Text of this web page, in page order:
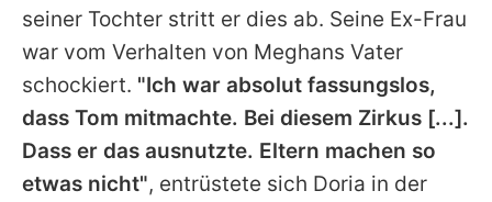
seiner Tochter stritt er dies ab. Seine Ex-Frau
war vom Verhalten von Meghans Vater
schockiert. "Ich war absolut fassungslos,
dass Tom mitmachte. Bei diesem Zirkus [...].
Dass er das ausnutzte. Eltern machen so
etwas nicht", entrüstete sich Doria in der